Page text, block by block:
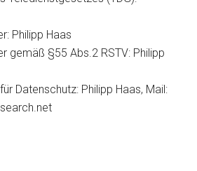
Philipp Haas
gemäß §55 Abs.2 RSTV: Philipp
Datenschutz: Philipp Haas, Mail: